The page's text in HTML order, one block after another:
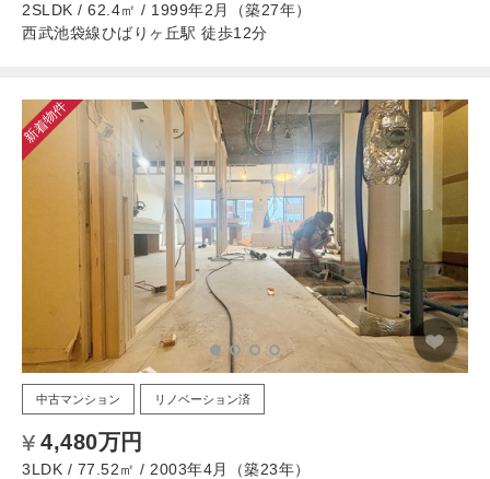
2SLDK / 62.4㎡ / 1999年2月（築27年）
西武池袋線ひばりヶ丘駅 徒歩12分
新着物件
中古マンション リノベーション済
4,480万円
3LDK / 77.52㎡ / 2003年4月（築23年）